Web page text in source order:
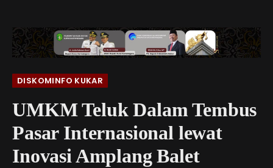
DISKOMINFO KUKAR
UMKM Teluk Dalam Tembus
Pasar Internasional lewat
Inovasi Amplang Balet